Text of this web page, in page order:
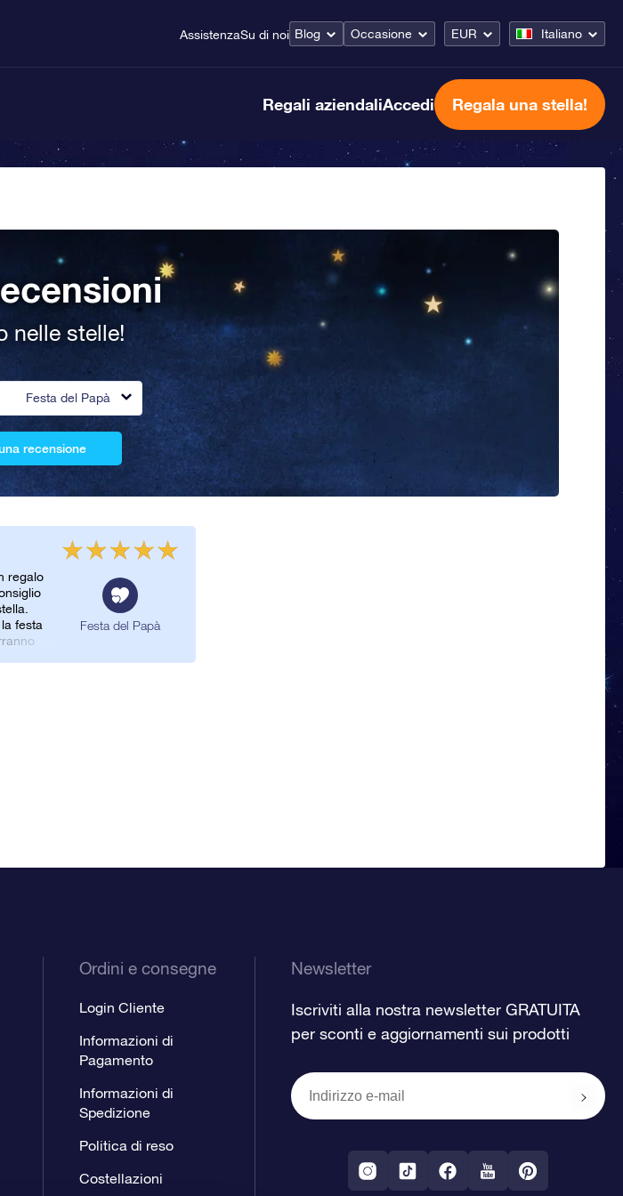
AssistenzaSu di noi Blog Occasione EUR Italiano
Regali aziendaliAccedi Regala una stella!
nelle stelle!
Festa del Papà
recensione
regalo
festa
Festa del Papà
Ordini e consegne
Login Cliente
Informazioni di
Pagamento
Informazioni di
Spedizione
Politica di reso
Costellazioni
Newsletter
Iscriviti alla nostra newsletter GRATUITA
per sconti e aggiornamenti sui prodotti